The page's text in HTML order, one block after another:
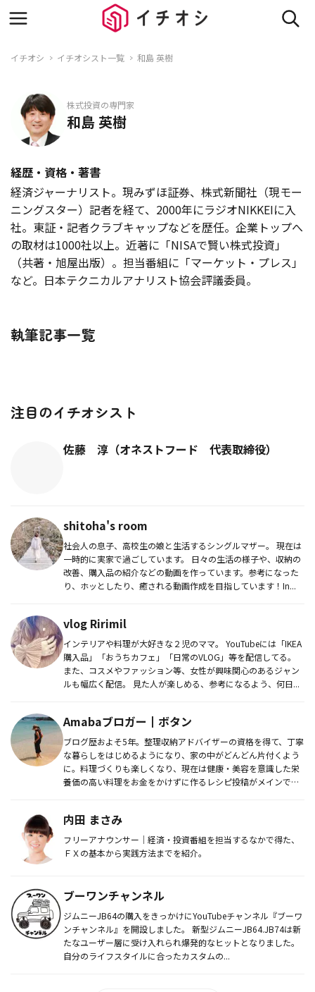
イチオシ イチオシスト一覧 和島 英樹
株式投資の専門家
和島 英樹
経歴・資格・著書
経済ジャーナリスト。現みずほ証券、株式新聞社（現モー
ニングスター）記者を経て、2000年にラジオNIKKEIに入
社。東証・記者クラブキャップなどを歴任。企業トップへ
の取材は1000社以上。近著に「NISAで賢い株式投資」
（共著・旭屋出版）。担当番組に「マーケット・プレス」
など。日本テクニカルアナリスト協会評議委員。
執筆記事一覧
注目のイチオシスト
佐藤 淳（オネストフード 代表取締役）
shitoha's room
社会人の息子、高校生の娘と生活するシングルマザー。 現在は
一時的に実家で過ごしています。 日々の生活の様子や、収納の
改善、購入品の紹介などの動画を作っています。参考になった
り、ホッとしたり、癒される動画作成を目指しています！In...
vlog Ririmil
インテリアや料理が大好きな２児のママ。 YouTubeには「IKEA
購入品」「おうちカフェ」「日常のVLOG」等を配信してる。
また、コスメやファッション等、女性が興味関心のあるジャン
ルも幅広く配信。 見た人が楽しめる、参考になるよう、何日...
Amabaブロガー┃ボタン
ブログ歴およそ5年。整理収納アドバイザーの資格を得て、丁寧
な暮らしをはじめるようになり、家の中がどんどん片付くよう
に。料理づくりも楽しくなり、現在は健康・美容を意識した栄
養価の高い料理をお金をかけずに作るレシピ投稿がメインで、
内田 まさみ
フリーアナウンサー｜経済・投資番組を担当するなかで得た、
ＦＸの基本から実践方法までを紹介。
ブーワンチャンネル
ジムニーJB64の購入をきっかけにYouTubeチャンネル『ブーワ
ンチャンネル』を開設しました。 新型ジムニーJB64.JB74は新
たなユーザー層に受け入れられ爆発的なヒットとなりました。
自分のライフスタイルに合ったカスタムの...